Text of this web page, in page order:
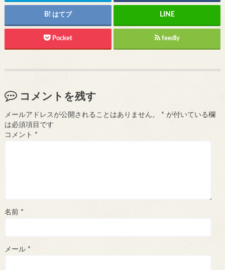
はてブ
Pocket feedly
コメントを残す
メールアドレスが公開されることはありません。 * が付いている欄
は必須項目です
コメント *
名前 *
メール *